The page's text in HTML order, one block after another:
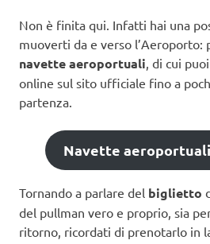
Non è finita qui. Infatti hai una
muoverti da e verso l’Aeroporto:
navette aeroportuali, di cui
online sul sito ufficiale fino a
partenza.
Navette
Tornando a parlare del biglietto
del pullman vero e proprio, sia
ritorno, ricordati di prenotarlo in